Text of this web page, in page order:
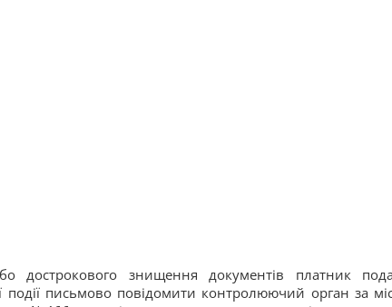
дострокового знищення документів платник
письмово повідомити контролюючий орган за